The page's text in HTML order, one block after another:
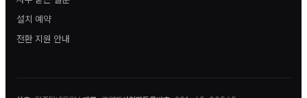
설치 예약
전환 지원 안내